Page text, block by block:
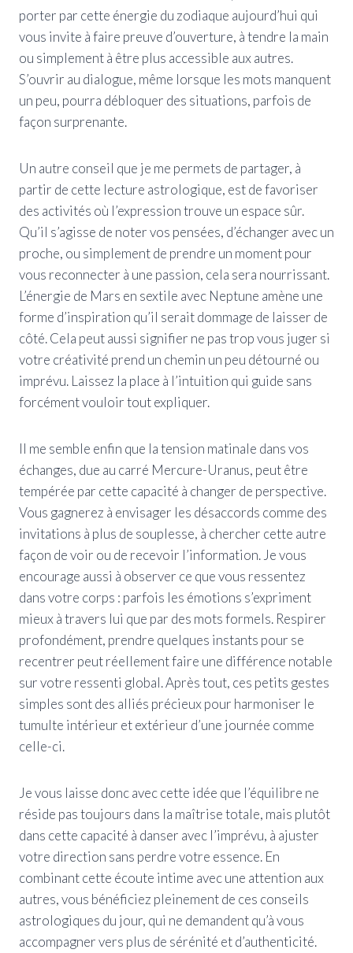
porter par cette énergie du zodiaque aujourd’hui qui
vous invite à faire preuve d’ouverture, à tendre la main
ou simplement à être plus accessible aux autres.
S’ouvrir au dialogue, même lorsque les mots manquent
un peu, pourra débloquer des situations, parfois de
façon surprenante.
Un autre conseil que je me permets de partager, à
partir de cette lecture astrologique, est de favoriser
des activités où l’expression trouve un espace sûr.
Qu’il s’agisse de noter vos pensées, d’échanger avec un
proche, ou simplement de prendre un moment pour
vous reconnecter à une passion, cela sera nourrissant.
L’énergie de Mars en sextile avec Neptune amène une
forme d’inspiration qu’il serait dommage de laisser de
côté. Cela peut aussi signifier ne pas trop vous juger si
votre créativité prend un chemin un peu détourné ou
imprévu. Laissez la place à l’intuition qui guide sans
forcément vouloir tout expliquer.
Il me semble enfin que la tension matinale dans vos
échanges, due au carré Mercure-Uranus, peut être
tempérée par cette capacité à changer de perspective.
Vous gagnerez à envisager les désaccords comme des
invitations à plus de souplesse, à chercher cette autre
façon de voir ou de recevoir l’information. Je vous
encourage aussi à observer ce que vous ressentez
dans votre corps : parfois les émotions s’expriment
mieux à travers lui que par des mots formels. Respirer
profondément, prendre quelques instants pour se
recentrer peut réellement faire une différence notable
sur votre ressenti global. Après tout, ces petits gestes
simples sont des alliés précieux pour harmoniser le
tumulte intérieur et extérieur d’une journée comme
celle-ci.
Je vous laisse donc avec cette idée que l’équilibre ne
réside pas toujours dans la maîtrise totale, mais plutôt
dans cette capacité à danser avec l’imprévu, à ajuster
votre direction sans perdre votre essence. En
combinant cette écoute intime avec une attention aux
autres, vous bénéficiez pleinement de ces conseils
astrologiques du jour, qui ne demandent qu’à vous
accompagner vers plus de sérénité et d’authenticité.